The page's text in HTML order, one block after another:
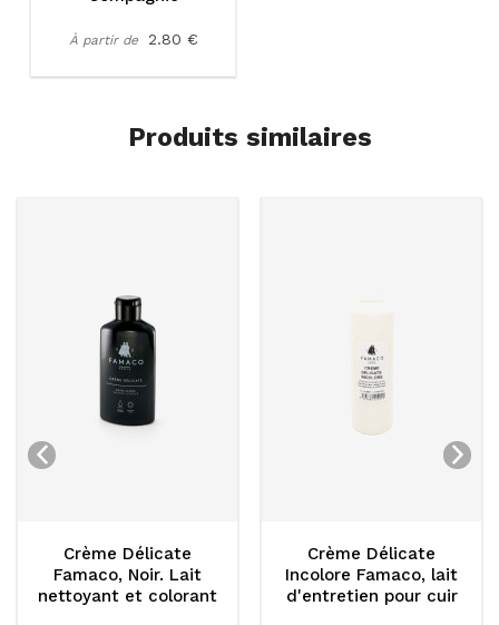
À partir de 2.80 €
Produits similaires
Crème Délicate
Famaco, Noir. Lait
nettoyant et colorant
Crème Délicate
Incolore Famaco, lait
d'entretien pour cuir